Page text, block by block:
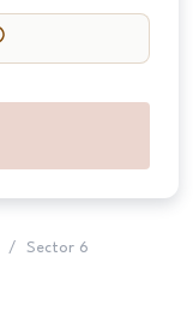
/
Sector 6